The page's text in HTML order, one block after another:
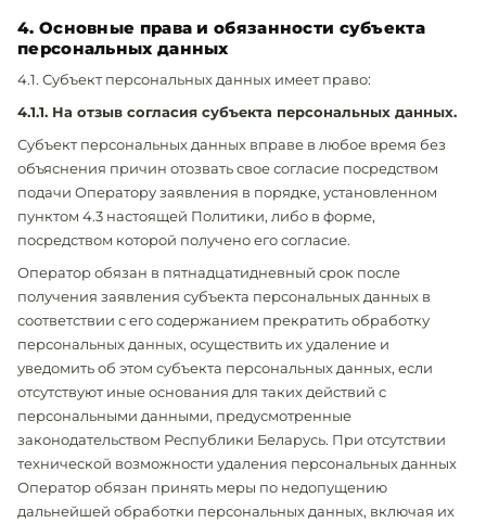
4. Основные права и обязанности субъекта
персональных данных
4.1. Субъект персональных данных имеет право:
4.1.1. На отзыв согласия субъекта персональных данных.
Субъект персональных данных вправе в любое время без
объяснения причин отозвать свое согласие посредством
подачи Оператору заявления в порядке, установленном
пунктом 4.3 настоящей Политики, либо в форме,
посредством которой получено его согласие.
Оператор обязан в пятнадцатидневный срок после
получения заявления субъекта персональных данных в
соответствии с его содержанием прекратить обработку
персональных данных, осуществить их удаление и
уведомить об этом субъекта персональных данных, если
отсутствуют иные основания для таких действий с
персональными данными, предусмотренные
законодательством Республики Беларусь. При отсутствии
технической возможности удаления персональных данных
Оператор обязан принять меры по недопущению
дальнейшей обработки персональных данных, включая их